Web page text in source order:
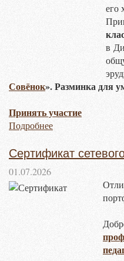
его
в
Совёнок». Разминка для
Принять участие
Подробнее
Сертификат
01.07.2026